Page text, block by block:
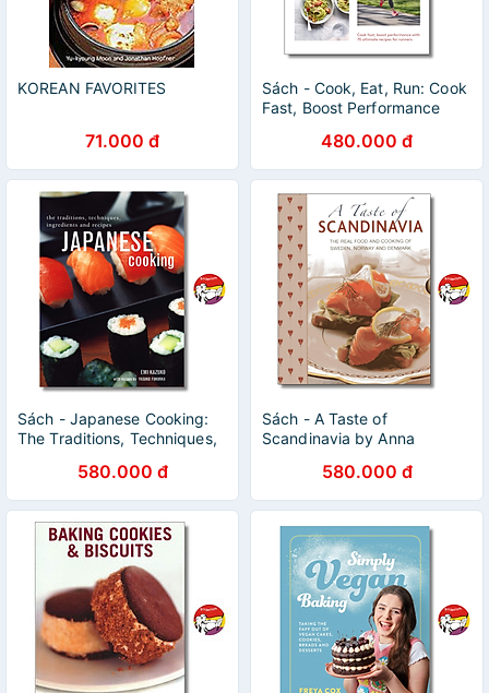
KOREAN FAVORITES
71.000 đ
Sách - Cook, Eat, Run: Cook
Fast, Boost Performance
Recipes by Charlie Watson
480.000 đ
Sách - Japanese Cooking:
The Traditions, Techniques,
Kazuko - Bìa cứng
580.000 đ
Sách - A Taste of
Scandinavia by Anna
English - Ngoại Văn Bìa
Cứng
580.000 đ